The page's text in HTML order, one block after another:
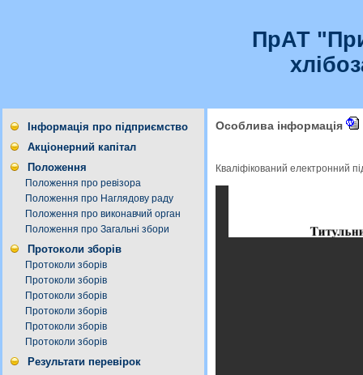
ПрАТ
Інформація про підприємство
Акціонерний капітал
Положення
Положення про ревізора
Положення про Наглядову раду
Положення про виконавчий орган
Положення про Загальні збори
Протоколи зборів
Протоколи зборів
Протоколи зборів
Протоколи зборів
Протоколи зборів
Протоколи зборів
Протоколи зборів
Результати перевірок
Особлива інформація
Кваліфікований електронний